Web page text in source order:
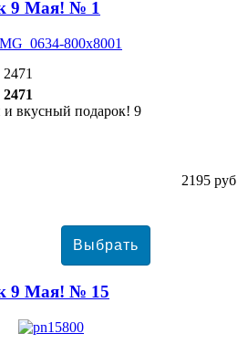
9 Мая! № 1
2471
вкусный подарок! 9
2195 руб
9 Мая! № 15